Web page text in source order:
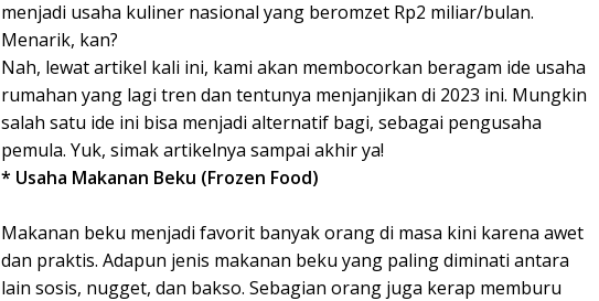
menjadi usaha kuliner nasional yang beromzet Rp2 miliar/bulan.
Menarik, kan?
Nah, lewat artikel kali ini, kami akan membocorkan beragam ide usaha
rumahan yang lagi tren dan tentunya menjanjikan di 2023 ini. Mungkin
salah satu ide ini bisa menjadi alternatif bagi, sebagai pengusaha
pemula. Yuk, simak artikelnya sampai akhir ya!
* Usaha Makanan Beku (Frozen Food)
Makanan beku menjadi favorit banyak orang di masa kini karena awet
dan praktis. Adapun jenis makanan beku yang paling diminati antara
lain sosis, nugget, dan bakso. Sebagian orang juga kerap memburu